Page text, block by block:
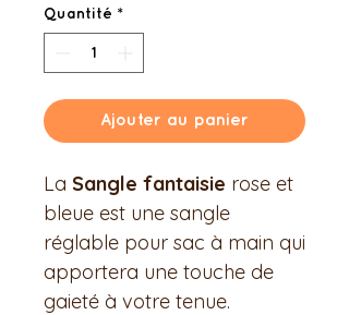
Quantité *
Ajouter au panier
La Sangle fantaisie rose et
bleue est une sangle
réglable pour sac à main qui
apportera une touche de
gaieté à votre tenue.